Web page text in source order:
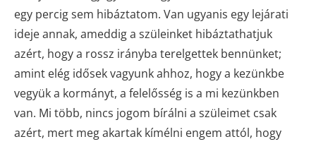
egy percig sem hibáztatom. Van ugyanis egy lejárati
ideje annak, ameddig a szüleinket hibáztathatjuk
azért, hogy a rossz irányba terelgettek bennünket;
amint elég idősek vagyunk ahhoz, hogy a kezünkbe
vegyük a kormányt, a felelősség is a mi kezünkben
van. Mi több, nincs jogom bírálni a szüleimet csak
azért, mert meg akartak kímélni engem attól, hogy